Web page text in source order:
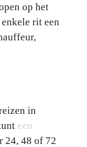
op het
rit een
in
een
24, 48 of 72